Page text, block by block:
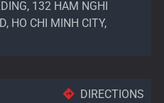
132 HAM NGHI
HO CHI MINH CITY,
DIRECTIONS